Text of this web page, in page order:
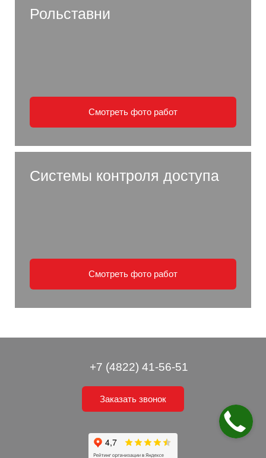
Рольставни
Смотреть фото работ
Системы контроля доступа
Смотреть фото работ
+7 (4822) 41-56-51
Заказать звонок